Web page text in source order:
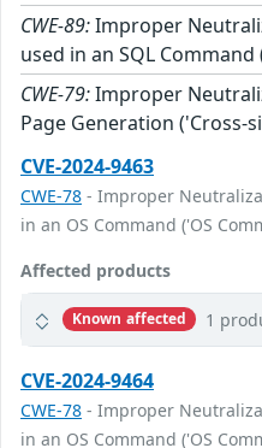
CWE-89:Improper
used in an SQL
CWE-79:Improper
Page Generation ('Cross-
CVE-2024-9463
CWE-78 - Improper
in an OS Command ('OS
Affected products
Known affected 1
CVE-2024-9464
CWE-78 - Improper
in an OS Command ('OS